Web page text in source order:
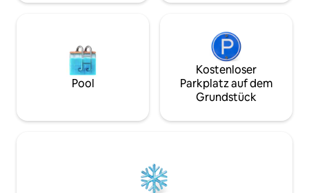
Pool
Kostenloser
Parkplatz auf dem
Grundstück